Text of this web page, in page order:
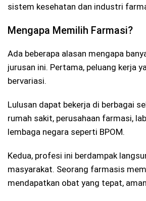
sistem kesehatan dan industri
Mengapa Memilih Farmasi?
Ada beberapa alasan mengapa
jurusan ini. Pertama, peluang kerja
bervariasi.
Lulusan dapat bekerja di berbagai
rumah sakit, perusahaan farmasi,
lembaga negara seperti BPOM.
Kedua, profesi ini berdampak
masyarakat. Seorang farmasis
mendapatkan obat yang tepat,